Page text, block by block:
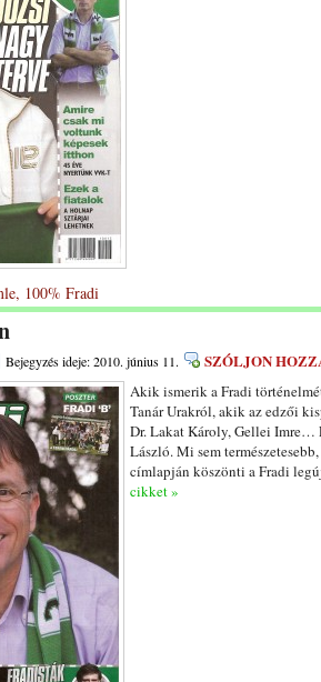
100% Fradi
Bejegyzés ideje: 2010. június 11. SZÓLJON
Akik ismerik a Fradi
Tanár Urakról, akik az edzői
Dr. Lakat Károly, Gellei Imre…
László. Mi sem
címlapján köszönti a Fradi
cikket »